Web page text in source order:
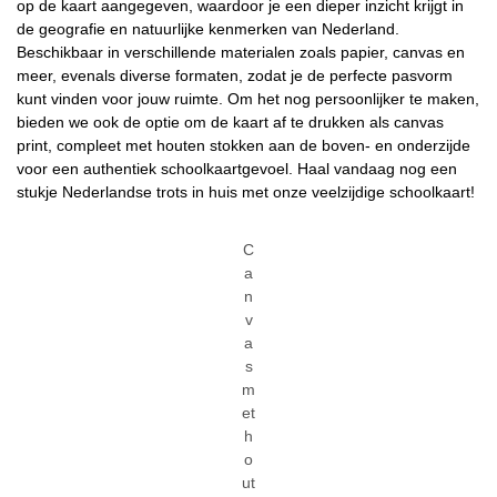
op de kaart aangegeven, waardoor je een dieper inzicht krijgt in
de geografie en natuurlijke kenmerken van Nederland.
Beschikbaar in verschillende materialen zoals papier, canvas en
meer, evenals diverse formaten, zodat je de perfecte pasvorm
kunt vinden voor jouw ruimte. Om het nog persoonlijker te maken,
bieden we ook de optie om de kaart af te drukken als canvas
print, compleet met houten stokken aan de boven- en onderzijde
voor een authentiek schoolkaartgevoel. Haal vandaag nog een
stukje Nederlandse trots in huis met onze veelzijdige schoolkaart!
C
a
n
v
a
s
m
et
h
o
ut